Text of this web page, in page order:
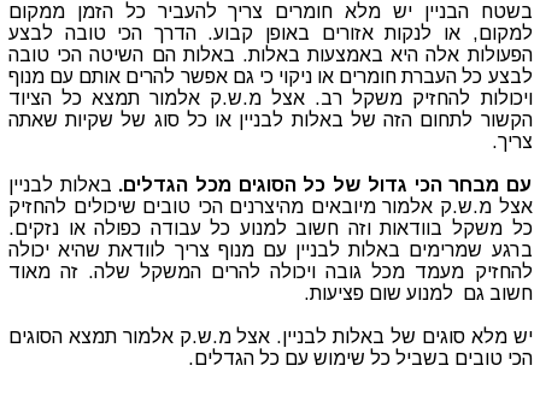
בשטח הבניין יש מלא חומרים צריך להעביר כל הזמן ממקום
למקום, או לנקות אזורים באופן קבוע. הדרך הכי טובה לבצע
הפעולות אלה היא באמצעות באלות. באלות הם השיטה הכי טובה
לבצע כל העברת חומרים או ניקוי כי גם אפשר להרים אותם עם מנוף
ויכולות להחזיק משקל רב. אצל מ.ש.ק אלמור תמצא כל הציוד
הקשור לתחום הזה של באלות לבניין או כל סוג של שקיות שאתה
צריך.
עם מבחר הכי גדול של כל הסוגים מכל הגדלים. באלות לבניין
אצל מ.ש.ק אלמור מיובאים מהיצרנים הכי טובים שיכולים להחזיק
כל משקל בוודאות וזה חשוב למנוע כל עבודה כפולה או נזקים.
ברגע שמרימים באלות לבניין עם מנוף צריך לוודאת שהיא יכולה
להחזיק מעמד מכל גובה ויכולה להרים המשקל שלה. זה מאוד
חשוב גם למנוע שום פציעות.
יש מלא סוגים של באלות לבניין. אצל מ.ש.ק אלמור תמצא הסוגים
הכי טובים בשביל כל שימוש עם כל הגדלים.